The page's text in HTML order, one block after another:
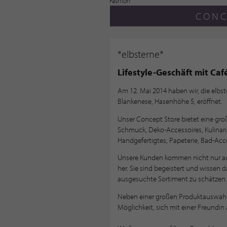
*elbsterne*
Lifestyle-Geschäft mit
Am 12. Mai 2014 haben wir, die
Blankenese, Hasenhöhe 5, eröffnet.
Unser Concept Store bietet eine
Schmuck, Deko-Accessoires,
Handgefertigtes, Papeterie, Bad-
Unsere Kunden kommen nicht nur
her. Sie sind begeistert und wissen
ausgesuchte Sortiment zu schätzen.
Neben einer großen
Möglichkeit, sich mit einer Freundin